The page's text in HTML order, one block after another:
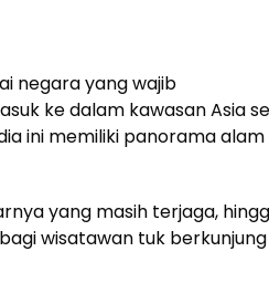
negara yang wajib
ke dalam kawasan Asia
ini memiliki panorama
yang masih terjaga,
wisatawan tuk